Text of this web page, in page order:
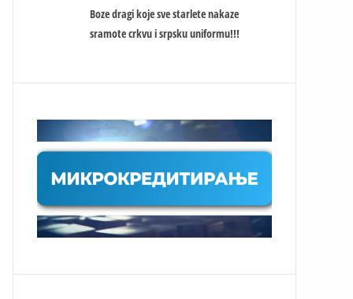
Boze dragi koje sve starlete nakaze
sramote crkvu i srpsku uniformu!!!